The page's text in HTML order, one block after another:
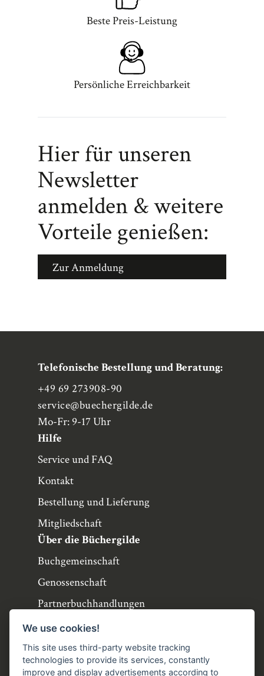
Beste Preis-Leistung
Persönliche Erreichbarkeit
Hier für unseren
Newsletter
anmelden & weitere
Vorteile genießen:
Zur Anmeldung
Telefonische Bestellung und Beratung:
+49 69 273908-90
service@buechergilde.de
Mo-Fr: 9-17 Uhr
Hilfe
Service und FAQ
Kontakt
Bestellung und Lieferung
Mitgliedschaft
Über die Büchergilde
Buchgemeinschaft
Genossenschaft
Partnerbuchhandlungen
Büchergilde online
Stellenangebote
Folgen Sie uns!
We use cookies!
This site uses third-party website tracking
technologies to provide its services, constantly
improve and display advertisements according to